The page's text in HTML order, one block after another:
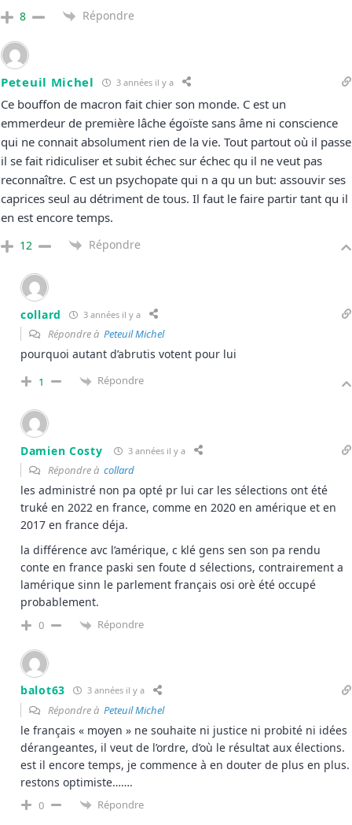
8 Répondre
Peteuil Michel 3 années il y a
Ce bouffon de macron fait chier son monde. C est un
emmerdeur de première lâche égoïste sans âme ni conscience
qui ne connait absolument rien de la vie. Tout partout où il passe
il se fait ridiculiser et subit échec sur échec qu il ne veut pas
reconnaître. C est un psychopate qui n a qu un but: assouvir ses
caprices seul au détriment de tous. Il faut le faire partir tant qu il
en est encore temps.
12 Répondre
collard 3 années il y a
Répondre à Peteuil Michel
pourquoi autant d’abrutis votent pour lui
1 Répondre
Damien Costy 3 années il y a
Répondre à collard
les administré non pa opté pr lui car les sélections ont été
truké en 2022 en france, comme en 2020 en amérique et en
2017 en france déja.
la différence avc l’amérique, c klé gens sen son pa rendu
conte en france paski sen foute d sélections, contrairement a
lamérique sinn le parlement français osi orè été occupé
probablement.
0 Répondre
balot63 3 années il y a
Répondre à Peteuil Michel
le français « moyen » ne souhaite ni justice ni probité ni idées
dérangeantes, il veut de l’ordre, d’où le résultat aux élections.
est il encore temps, je commence à en douter de plus en plus.
restons optimiste…….
0 Répondre